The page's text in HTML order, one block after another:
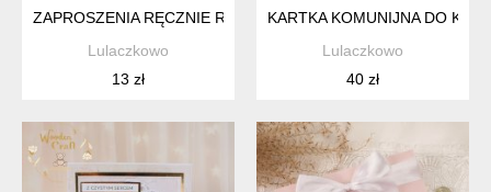
ZAPROSZENIA RĘCZNIE ROBIONE NA PIERWSZĄ KOMUNIĘ
Lulaczkowo
13 zł
KARTKA KOMUNIJNA DO
Lulaczkowo
40 zł